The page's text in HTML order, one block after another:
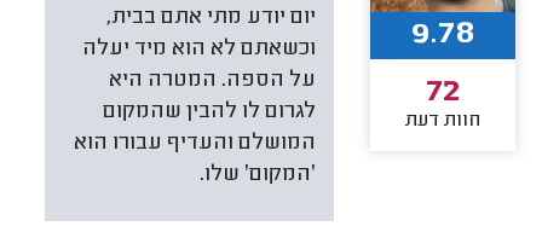
יום יודע מתי אתם בבית,
וכשאתם לא הוא מיד יעלה
על הספה. המטרה היא
לגרום לו להבין שהמקום
המושלם והעדיף עבורו הוא
׳המקום׳ שלו.
9.78
72
חוות דעת